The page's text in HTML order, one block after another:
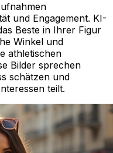
und Engagement. KI-
Beste in Ihrer Figur
Winkel und
athletischen
Bilder sprechen
schätzen und
teilt.